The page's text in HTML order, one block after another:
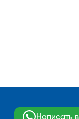
Написать